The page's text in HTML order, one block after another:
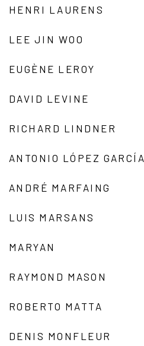
HENRI LAURENS
LEE JIN WOO
EUGÈNE LEROY
DAVID LEVINE
RICHARD LINDNER
ANTONIO LÓPEZ GARCÍA
ANDRÉ MARFAING
LUIS MARSANS
MARYAN
RAYMOND MASON
ROBERTO MATTA
DENIS MONFLEUR